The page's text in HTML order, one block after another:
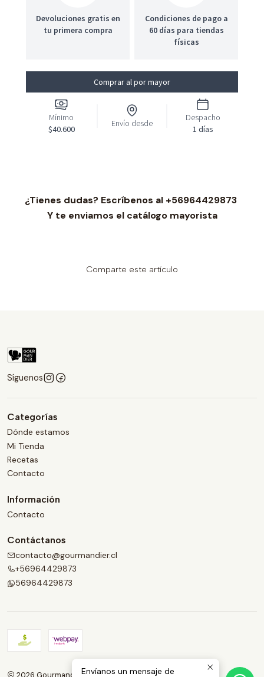
¿Tienes dudas? Escríbenos al +56964429873
Y te enviamos el catálogo mayorista
Comparte este artículo
Síguenos
Categorías
Dónde estamos
Mi Tienda
Recetas
Contacto
Información
Contacto
Contáctanos
contacto@gourmandier.cl
+56964429873
56964429873
2026 Gourmandier.Envíanos un mensaje de